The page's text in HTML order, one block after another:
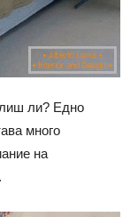
ли? Едно
много
на